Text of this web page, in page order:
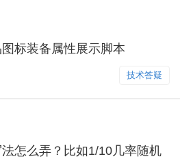
标装备属性展示脚本
技术答疑
怎么弄？比如1/10几率随机